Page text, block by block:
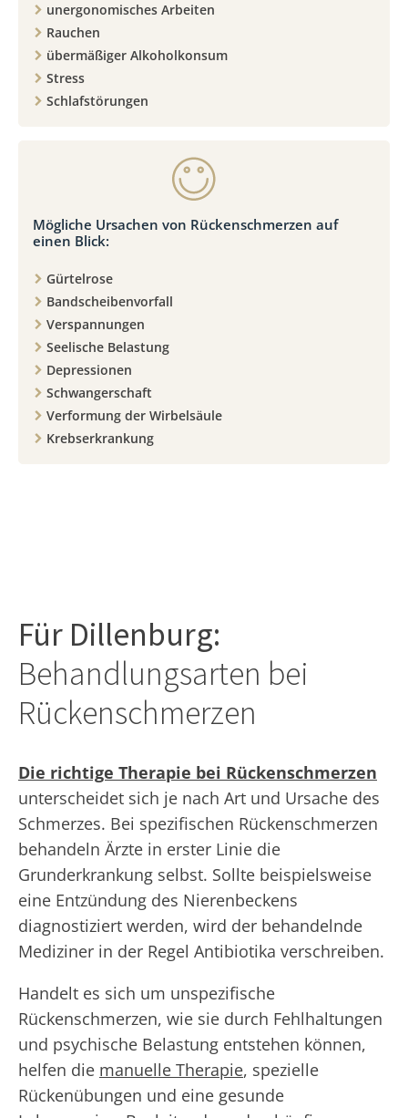
unergonomisches Arbeiten
Rauchen
übermäßiger Alkoholkonsum
Stress
Schlafstörungen
Mögliche Ursachen von Rückenschmerzen auf
einen Blick:
Gürtelrose
Bandscheibenvorfall
Verspannungen
Seelische Belastung
Depressionen
Schwangerschaft
Verformung der Wirbelsäule
Krebserkrankung
Für Dillenburg:
Behandlungsarten bei
Rückenschmerzen
Die richtige Therapie bei Rückenschmerzen
unterscheidet sich je nach Art und Ursache des
Schmerzes. Bei spezifischen Rückenschmerzen
behandeln Ärzte in erster Linie die
Grunderkrankung selbst. Sollte beispielsweise
eine Entzündung des Nierenbeckens
diagnostiziert werden, wird der behandelnde
Mediziner in der Regel Antibiotika verschreiben.
Handelt es sich um unspezifische
Rückenschmerzen, wie sie durch Fehlhaltungen
und psychische Belastung entstehen können,
helfen die manuelle Therapie, spezielle
Rückenübungen und eine gesunde